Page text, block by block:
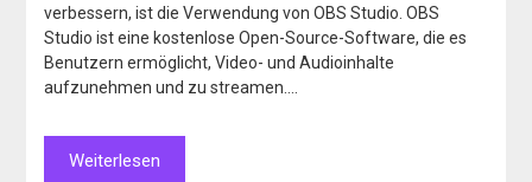
verbessern, ist die Verwendung von OBS Studio. OBS
Studio ist eine kostenlose Open-Source-Software, die es
Benutzern ermöglicht, Video- und Audioinhalte
aufzunehmen und zu streamen….
Weiterlesen